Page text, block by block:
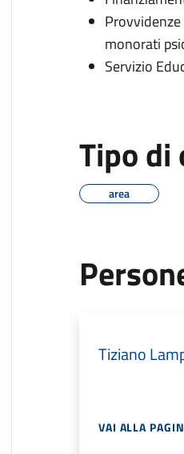
monorati
Servizio
Tipo di
area
Tiziano
VAI ALLA